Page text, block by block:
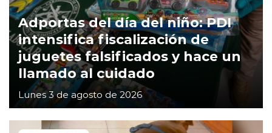
Adportas del día del niño: PDI
intensifica fiscalización de
juguetes falsificados y hace un
llamado al cuidado
Lunes 3 de agosto de 2026